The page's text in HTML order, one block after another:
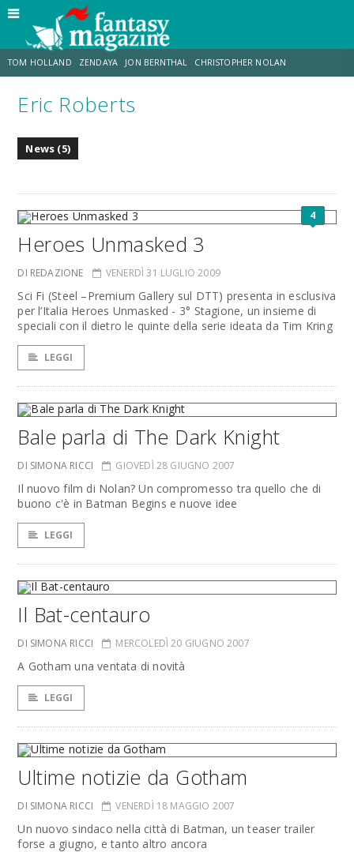
TOM HOLLAND ZENDAYA JON BERNTHAL CHRISTOPHER NOLAN
STRANIMONDI LUCCA COMICS & GAMES
Eric Roberts
News (5)
4
Heroes Unmasked 3
DI REDAZIONE VENERDÌ 31 LUGLIO 2009
Sci Fi (Steel –Premium Gallery sul DTT) presenta in esclusiva
per l’Italia Heroes Unmasked - 3° Stagione, un insieme di
speciali con il dietro le quinte della serie ideata da Tim Kring
LEGGI
Bale parla di The Dark Knight
DI SIMONA RICCI GIOVEDÌ 28 GIUGNO 2007
Il nuovo film di Nolan? Un compromesso tra quello che di
buono c'è in Batman Begins e nuove idee
LEGGI
Il Bat-centauro
DI SIMONA RICCI MERCOLEDÌ 20 GIUGNO 2007
A Gotham una ventata di novità
LEGGI
Ultime notizie da Gotham
DI SIMONA RICCI VENERDÌ 18 MAGGIO 2007
Un nuovo sindaco nella città di Batman, un teaser trailer
forse a giugno, e tanto altro ancora